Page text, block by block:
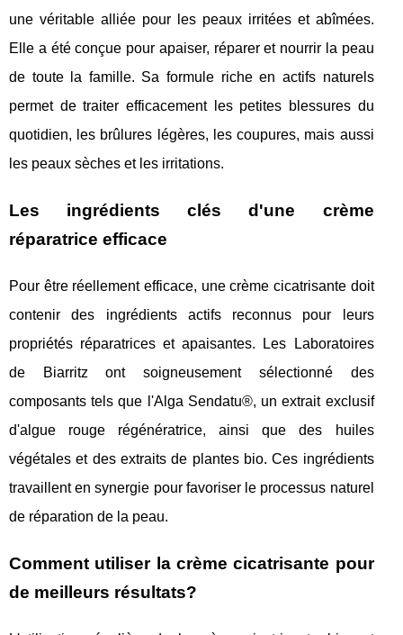
une véritable alliée pour les peaux irritées et abîmées.
Elle a été conçue pour apaiser, réparer et nourrir la peau
de toute la famille. Sa formule riche en actifs naturels
permet de traiter efficacement les petites blessures du
quotidien, les brûlures légères, les coupures, mais aussi
les peaux sèches et les irritations.
Les ingrédients clés d'une crème
réparatrice efficace
Pour être réellement efficace, une crème cicatrisante doit
contenir des ingrédients actifs reconnus pour leurs
propriétés réparatrices et apaisantes. Les Laboratoires
de Biarritz ont soigneusement sélectionné des
composants tels que l'Alga Sendatu®, un extrait exclusif
d'algue rouge régénératrice, ainsi que des huiles
végétales et des extraits de plantes bio. Ces ingrédients
travaillent en synergie pour favoriser le processus naturel
de réparation de la peau.
Comment utiliser la crème cicatrisante pour
de meilleurs résultats?